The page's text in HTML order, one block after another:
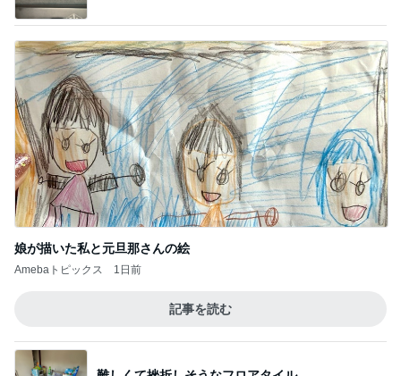
娘が描いた私と元旦那さんの絵
Amebaトピックス 1日前
記事を読む